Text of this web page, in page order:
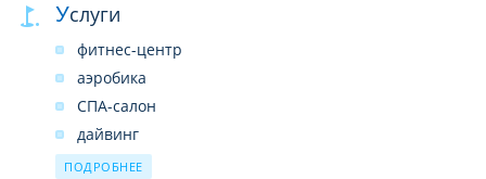
аренда автомобиля
прачечная
Услуги
фитнес-центр
аэробика
СПА-салон
дайвинг
массаж
ПОДРОБНЕЕ